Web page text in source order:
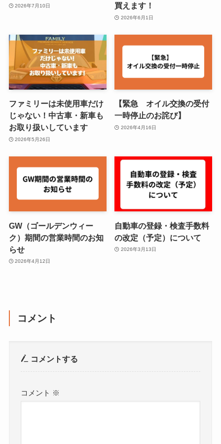
2026年7月10日 買えます！
2026年6月1日
ファミリーは未使用車だけ
じゃない！中古車・新車も
お取り扱いしています
2026年5月26日
【緊急 オイル交換の受付
一時停止のお詫び】
2026年4月16日
GW（ゴールデンウィー
ク）期間の営業時間のお知
らせ
2026年4月12日
自動車の登録・検査手数料
の改定（予定）について
2026年3月13日
コメント
コメントする
コメント ※